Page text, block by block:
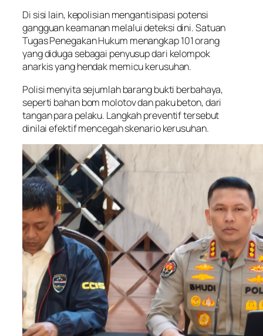
Di sisi lain, kepolisian mengantisipasi potensi
gangguan keamanan melalui deteksi dini. Satuan
Tugas Penegakan Hukum menangkap 101 orang
yang diduga sebagai penyusup dari kelompok
anarkis yang hendak memicu kerusuhan.
Polisi menyita sejumlah barang bukti berbahaya,
seperti bahan bom molotov dan paku beton, dari
tangan para pelaku. Langkah preventif tersebut
dinilai efektif mencegah skenario kerusuhan.